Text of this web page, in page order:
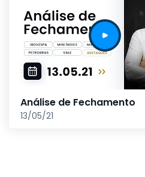
Análise de Fechamento
13/05/21